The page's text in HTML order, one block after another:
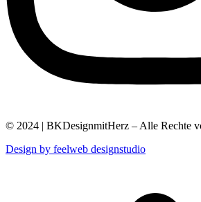
© 2024 | BKDesignmitHerz – Alle Rechte
Design by feelweb designstudio